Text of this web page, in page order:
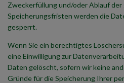
Zweckerfüllung und/oder Ablauf der
Speicherungsfristen werden die
gesperrt.
Wenn Sie ein berechtigtes
eine Einwilligung zur
Daten gelöscht, sofern wir keine
Gründe für die Speicherung Ihrer